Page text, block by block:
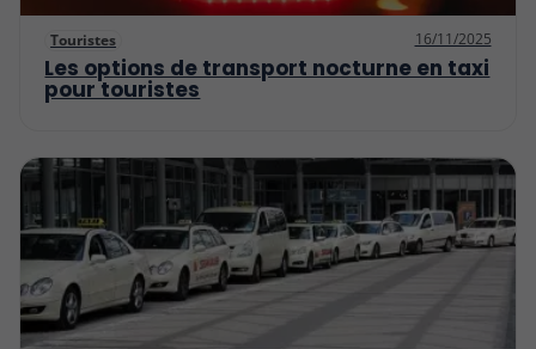
Touristes 16/11/2025
Les options de transport nocturne en taxi
pour touristes